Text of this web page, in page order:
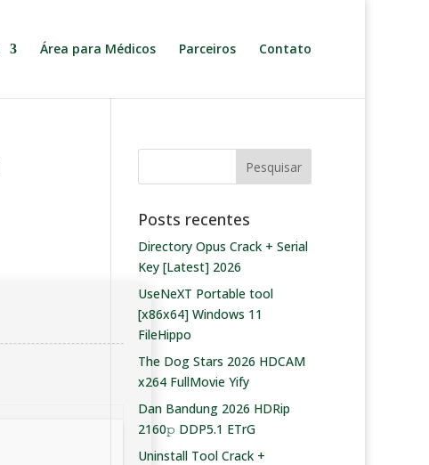
Área para Médicos Parceiros Contato
Posts recentes
Directory Opus Crack + Serial
Key [Latest] 2026
UseNeXT Portable tool
[x86x64] Windows 11
FileHippo
The Dog Stars 2026 HDCAM
x264 FullMovie Yify
Dan Bandung 2026 HDRip
2160𝚙 DDP5.1 ETrG
Uninstall Tool Crack +